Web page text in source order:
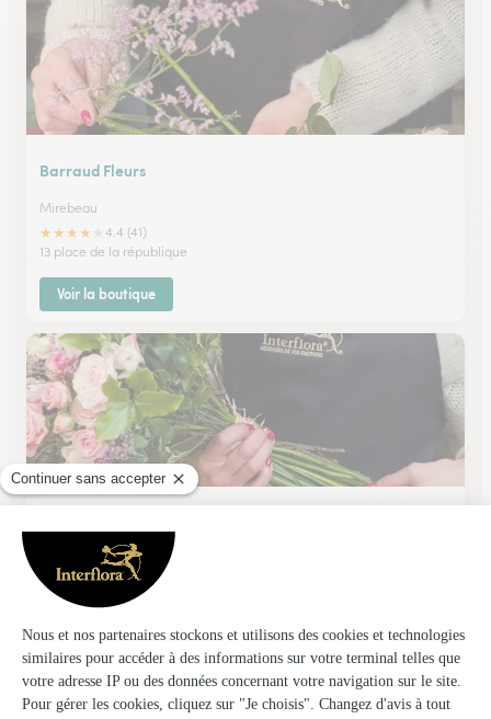
Barraud Fleurs
Mirebeau
★★★★
4.4 (41)
13 place de la république
Voir la boutique
★ ★★★★4.6 (69)
49 grand rue
Voir la boutique